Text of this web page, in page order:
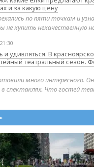
и за какую цену
по пяти точкам и
не купить некачественную
и удивляться. В
театральный сезон.
много интересного.
спектаклях. Что гостей